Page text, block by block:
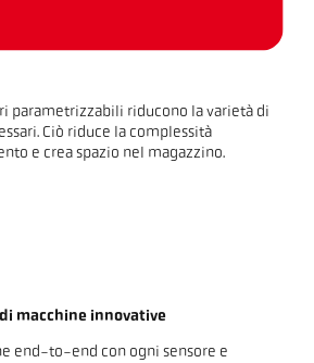
parametrizzabili riducono la varietà di
Ciò riduce la complessità
e crea spazio nel magazzino.
macchine innovative
end-to-end con ogni sensore e